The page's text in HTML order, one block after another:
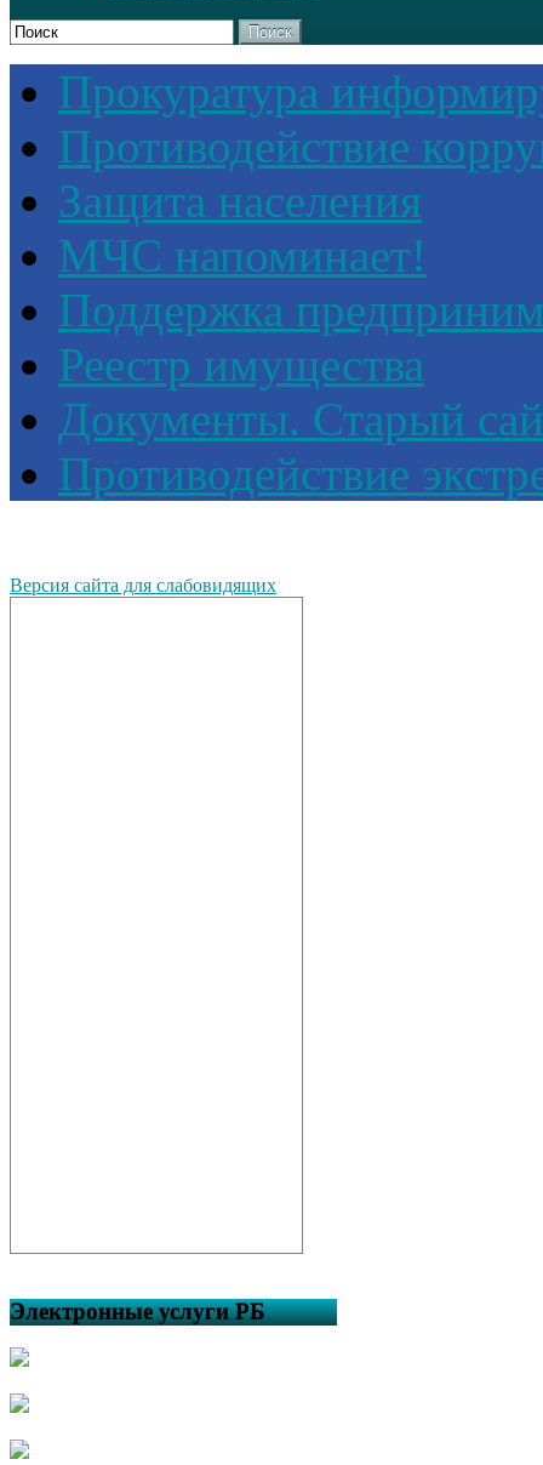
Поиск
Прокуратура
Противодействие
Защита населения
МЧС напоминает!
Поддержка
Реестр имущества
Документы. Старый
Противодействие
Версия сайта для слабовидящих
Электронные услуги РБ